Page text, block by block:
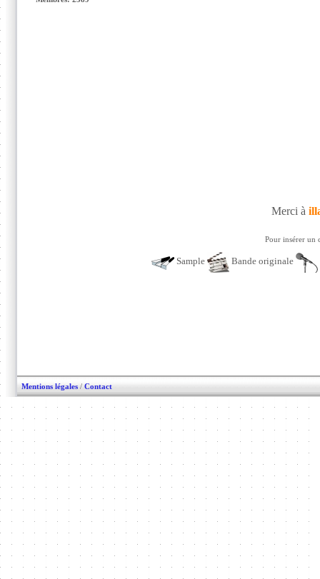
Merci à
Pour insérer un
Sample Bande originale
Mentions légales / Contact